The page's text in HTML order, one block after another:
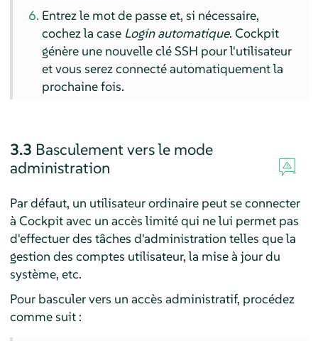
Entrez le mot de passe et, si nécessaire,
cochez la case Login automatique. Cockpit
génère une nouvelle clé SSH pour l'utilisateur
et vous serez connecté automatiquement la
prochaine fois.
3.3 Basculement vers le mode
administration
Par défaut, un utilisateur ordinaire peut se connecter
à Cockpit avec un accès limité qui ne lui permet pas
d'effectuer des tâches d'administration telles que la
gestion des comptes utilisateur, la mise à jour du
système, etc.
Pour basculer vers un accès administratif, procédez
comme suit :